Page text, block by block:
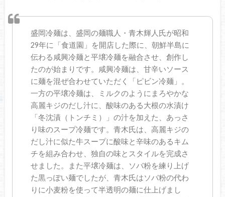
盛岡冷麺は、盛岡の麺職人・青木輝人氏が昭和
29年に「食道園」を開店した際に、朝鮮半島に
伝わる咸興冷麺と平壌冷麺を融合させ、創作し
たのが始まりです。咸興冷麺は、甘辛いソース
に麺を混ぜ合わせていただく「ピビン冷麺」。
一方の平壌冷麺は、ミルクのようにまろやかな
高麗キジのだし汁に、酸味のある大根の水漬け
「冬沈漬（トンチミ）」の汁を加えた、あっさ
り味のスープ冷麺です。青木氏は、高麗キジの
だし汁に似た牛スープに酸味と辛味のあるキム
チを組み合わせ、独自の味とスタイルを完成さ
せました。また平壌冷麺は、ソバ粉を練り上げ
た黒っぽい麺でしたが、青木氏はソバ粉の代わ
りに小麦粉を使って半透明の麺に仕上げまし